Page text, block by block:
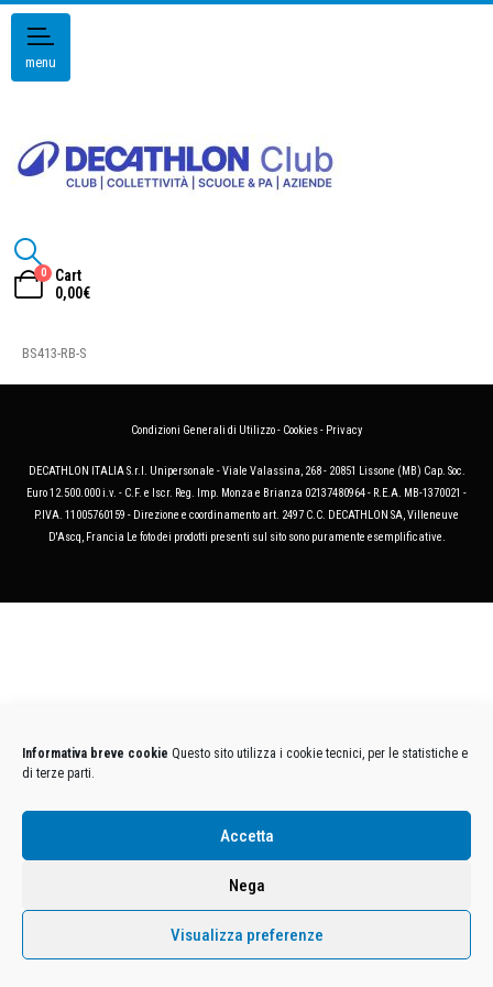
Informativa breve cookie Questo sito utilizza i cookie tecnici, per le statistiche e
di terze parti.
Accetta
Nega
Visualizza preferenze
menu
0
Cart
0,00€
BS413-RB-S
Condizioni Generali di Utilizzo- Cookies- Privacy
DECATHLON ITALIA S.r.l. Unipersonale - Viale Valassina, 268 - 20851 Lissone (MB) Cap. Soc.
Euro 12.500.000 i.v. - C.F. e Iscr. Reg. Imp. Monza e Brianza 02137480964 - R.E.A. MB-1370021 -
P.IVA. 11005760159 - Direzione e coordinamento art. 2497 C.C. DECATHLON SA, Villeneuve
D'Ascq, Francia Le foto dei prodotti presenti sul sito sono puramente esemplificative.